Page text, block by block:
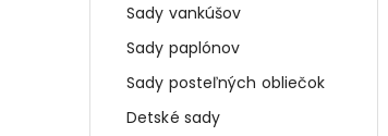
Sady vankúšov
Sady paplónov
Sady posteľných obliečok
Detské sady